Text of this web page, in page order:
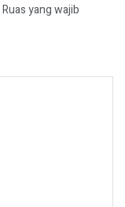
Ruas yang wajib